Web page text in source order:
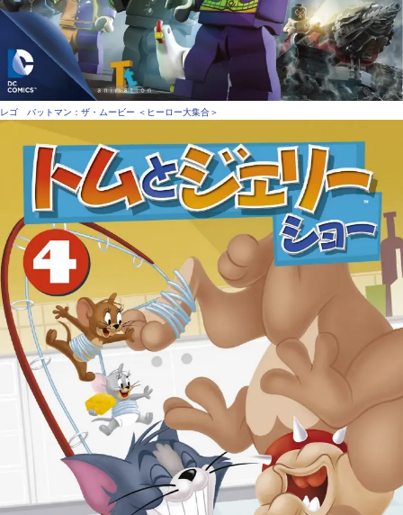
レゴ バットマン：ザ・ムービー ＜ヒーロー大集合＞